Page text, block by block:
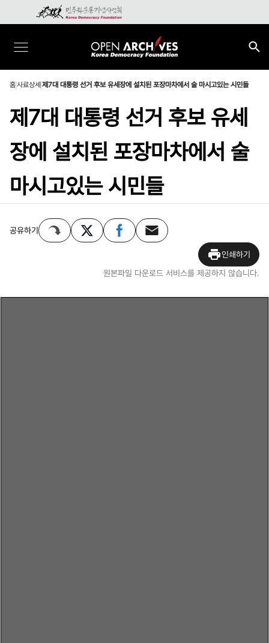
홈사료상세 제7대 대통령 선거 후보 유세장에 설치된 포장마차에서 술 마시고있는 시민들
제7대 대통령 선거 후보 유세
장에 설치된 포장마차에서 술
마시고있는 시민들
공유하기
인쇄하기
원본파일 다운로드 서비스를 제공하지 않습니다.